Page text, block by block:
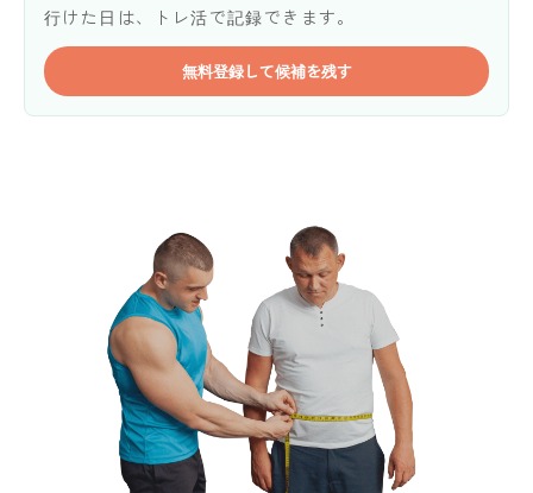
行けた日は、トレ活で記録できます。
無料登録して候補を残す